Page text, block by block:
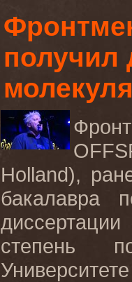
получил
Holland),
бакалавра
степень